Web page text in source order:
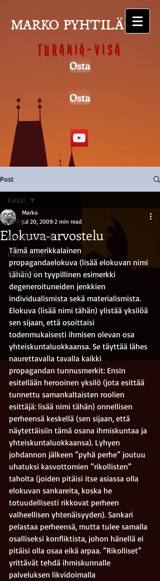
MARKO PYHTILÄ
Turania-visa
Osta
Osta
Post
Kaikki
Kriitikkomarko
Fiktiomarko
in English
Kaikki
Elokuva-arvostelu
Marko
Jul 20, 2009 2 min read
Tämä amerikkalainen
propagandaelokuva (lisää elokuvan nimi
tähän) on tyypillinen esimerkki
degeneroituneiden jenkkien
individualismista sekä materialismista.
Elokuva (lisää nimi tähän) ylistää yksilöä
sen sijaan, että osoittaisi
todenmukaisesti ihmisen olevan osa
yhteiskuntaluokkaansa. Se täyttää lähes
naurettavalla tavalla kaikki
propagandan tunnusmerkit: Ensin
esitellään herooinen yksilö (jota esittää
tunnettu samankaltaisten roolien
esittäjä: lisää nimi tähän) onnellisen
perheensä keskellä (sen sijaan, että
näytettäisiin tämä osana ihmiskuntaa ja
yhteiskuntaluokkaansa). Lyhyen
johdannon jälkeen ”pyhä perhe” joutuu
uhatuksi kasvottomien ”rikollisten”
taholta (joiden pitäisi itse asiassa olla
elokuvan sankareita, koska he
totuudellisesti rikkovat perheen
valheellisen yhtenäisyyden). Sankari
pelastaa perheensä, mutta tulee samalla
osalliseksi konfliktista, johon hänellä ei
pitäisi olla osaa eikä arpaa. ”Rikolliset”
yrittävät tehdä ihmiskunnalle
palveluksen likvidoimalla